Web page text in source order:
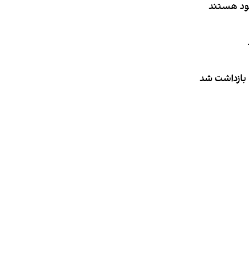
هستند
بازداشت شد